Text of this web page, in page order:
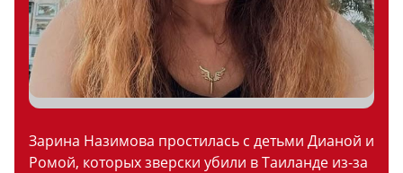
Зарина Назимова простилась с детьми Дианой и
Ромой, которых зверски убили в Таиланде из-за